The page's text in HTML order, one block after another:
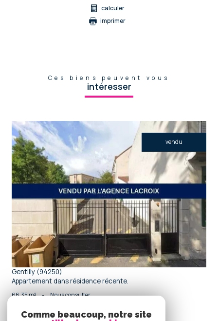
calculer
imprimer
Ces biens peuvent vous
intéresser
vendu
voir le bien
Gentilly (94250)
Appartement dans résidence récente.
66,35 m² - Nous consulter
Comme beaucoup, notre site